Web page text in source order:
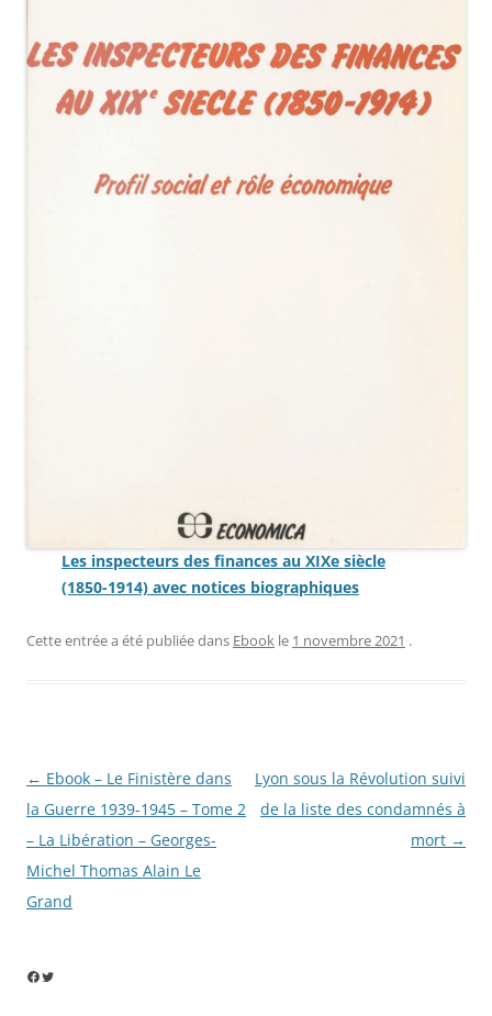
Les inspecteurs des finances au XIXe siècle
(1850-1914) avec notices biographiques
Cette entrée a été publiée dans Ebook le 1 novembre 2021 .
Navigation
des
articles
← Ebook – Le Finistère dans
la Guerre 1939-1945 – Tome 2
– La Libération – Georges-
Michel Thomas Alain Le
Grand
Lyon sous la Révolution suivi
de la liste des condamnés à
mort →
Facebook
Twitter